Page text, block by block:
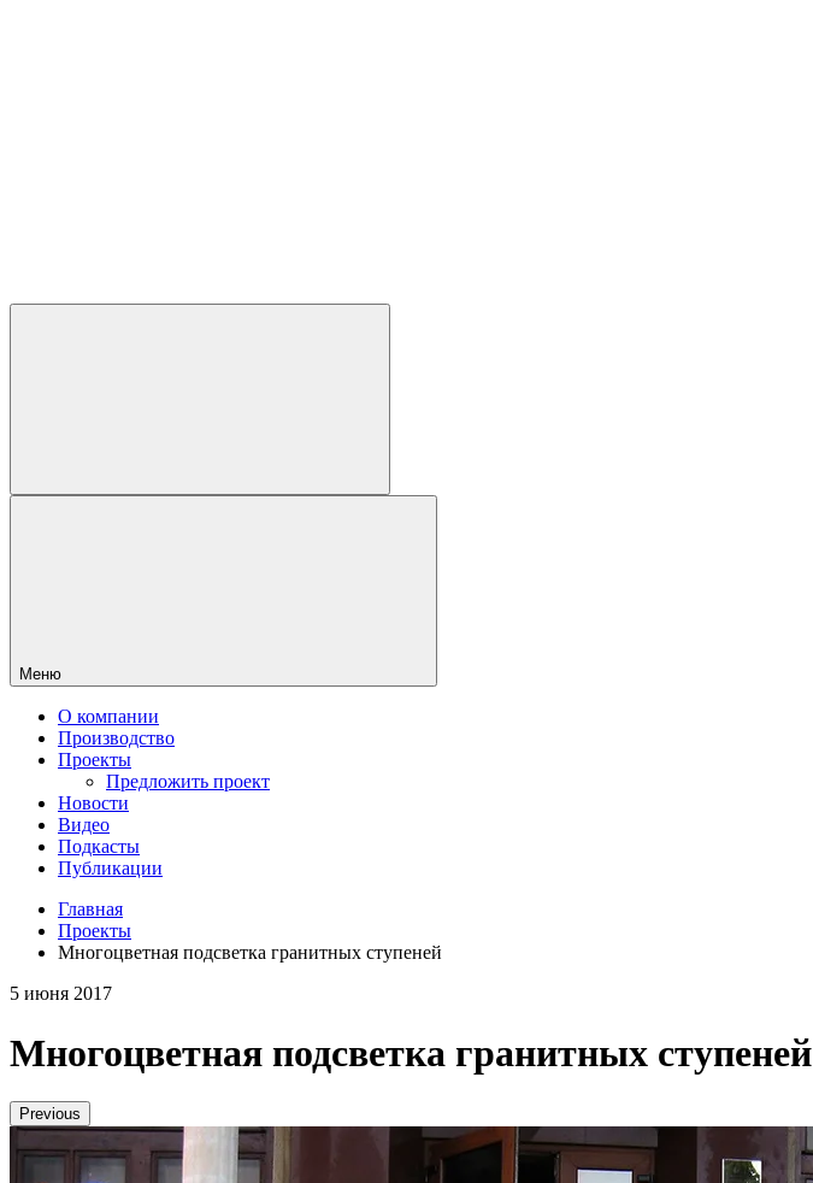
Меню
О компании
Производство
Проекты
Предложить проект
Новости
Видео
Подкасты
Публикации
Главная
Проекты
Многоцветная подсветка гранитных ступеней
5 июня 2017
Многоцветная подсветка гранитных ступеней
Previous